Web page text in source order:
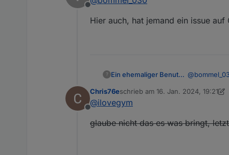
Offline
Hier auch, hat jemand ein issue auf
? Ein ehemaliger Benutzer @
Hier auch,
Offline
Chris76eschrieb am 16. Jan. 2024, 19:21
zuletzt editiert von Chris76e
@ilovegym
glaube nicht das es was bringt,